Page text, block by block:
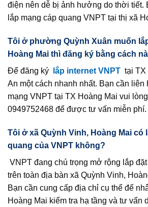
điện nên dễ bị ảnh hưởng do thời tiết.
lắp mạng cáp quang VNPT tại thị xã
Tôi ở phường Quỳnh Xuân muốn
Hoàng Mai thì đăng ký bằng cách
Để đăng ký
lắp internet VNPT tại TX
An một cách nhanh nhất. Bạn cần liên
mạng VNPT tại TX Hoàng Mai vui
0949752468 để được tư vấn miễn phí.
Tôi ở xã Quỳnh Vinh, Hoàng Mai có
quang của VNPT không?
VNPT đang chú trọng mở rộng lắp
trên toàn địa bàn xã Quỳnh Vinh,
Bạn cần cung cấp địa chỉ cụ thể để
Hoàng Mai kiểm tra hạ tầng và tư vấn